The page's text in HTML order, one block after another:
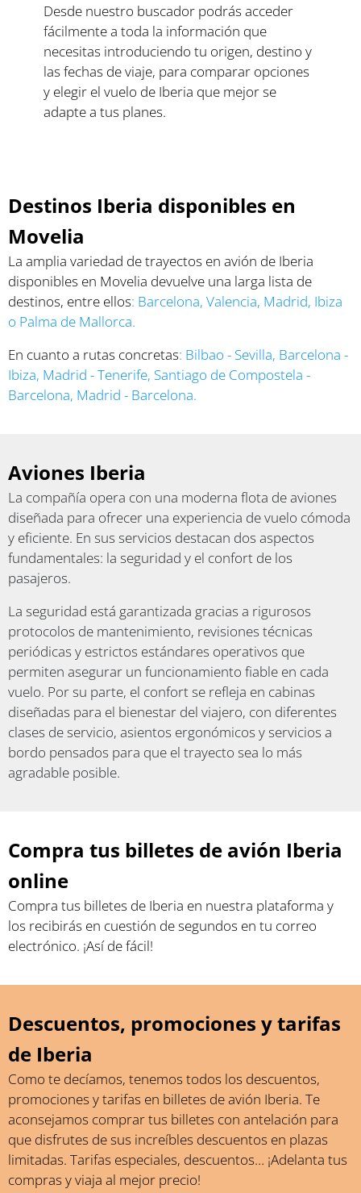
Desde nuestro buscador podrás acceder
fácilmente a toda la información que
necesitas introduciendo tu origen, destino y
las fechas de viaje, para comparar opciones
y elegir el vuelo de Iberia que mejor se
adapte a tus planes.
Destinos Iberia disponibles en
Movelia
La amplia variedad de trayectos en avión de Iberia
disponibles en Movelia devuelve una larga lista de
destinos, entre ellos: Barcelona, Valencia, Madrid, Ibiza
o Palma de Mallorca.
En cuanto a rutas concretas: Bilbao - Sevilla, Barcelona -
Ibiza, Madrid - Tenerife, Santiago de Compostela -
Barcelona, Madrid - Barcelona.
Aviones Iberia
La compañía opera con una moderna flota de aviones
diseñada para ofrecer una experiencia de vuelo cómoda
y eficiente. En sus servicios destacan dos aspectos
fundamentales: la seguridad y el confort de los
pasajeros.
La seguridad está garantizada gracias a rigurosos
protocolos de mantenimiento, revisiones técnicas
periódicas y estrictos estándares operativos que
permiten asegurar un funcionamiento fiable en cada
vuelo. Por su parte, el confort se refleja en cabinas
diseñadas para el bienestar del viajero, con diferentes
clases de servicio, asientos ergonómicos y servicios a
bordo pensados para que el trayecto sea lo más
agradable posible.
Compra tus billetes de avión Iberia
online
Compra tus billetes de Iberia en nuestra plataforma y
los recibirás en cuestión de segundos en tu correo
electrónico. ¡Así de fácil!
Descuentos, promociones y tarifas
de Iberia
Como te decíamos, tenemos todos los descuentos,
promociones y tarifas en billetes de avión Iberia. Te
aconsejamos comprar tus billetes con antelación para
que disfrutes de sus increíbles descuentos en plazas
limitadas. Tarifas especiales, descuentos… ¡Adelanta tus
compras y viaja al mejor precio!